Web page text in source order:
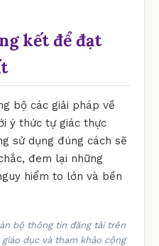
kết để đạt
bộ các giải pháp về
ý thức tự giác thực
sử dụng đúng cách sẽ
đem lại những
hiểm to lớn và bền
bộ thông tin đăng tải trên
dục và tham khảo cộng